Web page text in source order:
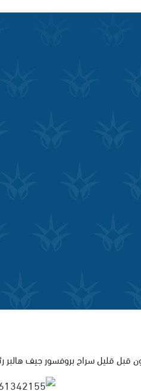
قليل سراح بروفسور جيف هالبر